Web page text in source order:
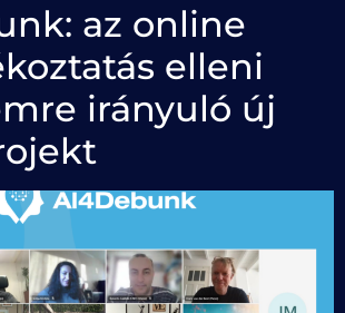
az online
elleni
irányuló új